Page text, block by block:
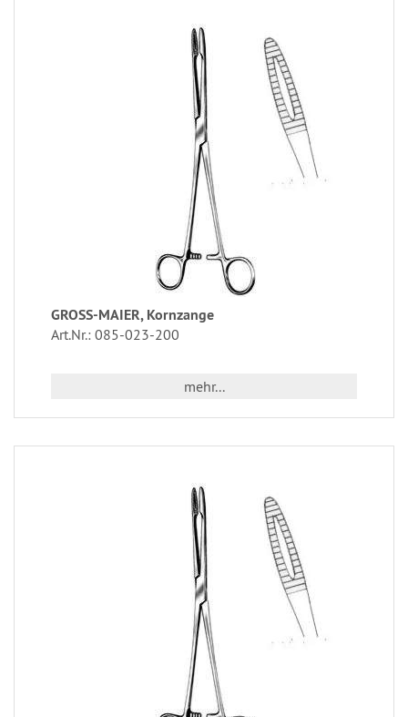
GROSS-MAIER, Kornzange
Art.Nr.: 085-023-200
mehr...